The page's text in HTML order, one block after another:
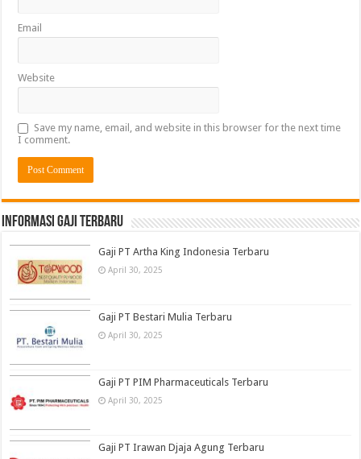
Email
Website
Save my name, email, and website in this browser for the next time
I comment.
informasi gaji terbaru
Gaji PT Artha King Indonesia Terbaru
April 30, 2025
Gaji PT Bestari Mulia Terbaru
April 30, 2025
Gaji PT PIM Pharmaceuticals Terbaru
April 30, 2025
Gaji PT Irawan Djaja Agung Terbaru